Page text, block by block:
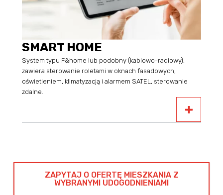
SMART HOME
System typu F&home lub podobny (kablowo-radiowy),
zawiera sterowanie roletami w oknach fasadowych,
oświetleniem, klimatyzacją i alarmem SATEL, sterowanie
zdalne.
ZAPYTAJ O OFERTĘ MIESZKANIA Z
WYBRANYMI UDOGODNIENIAMI